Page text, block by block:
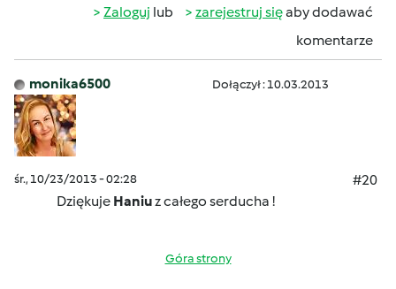
Zaloguj lub zarejestruj sięaby dodawać
komentarze
monika6500 Dołączył : 10.03.2013
śr., 10/23/2013 - 02:28
#20
Dziękuje Haniuz całego serducha !
Góra strony